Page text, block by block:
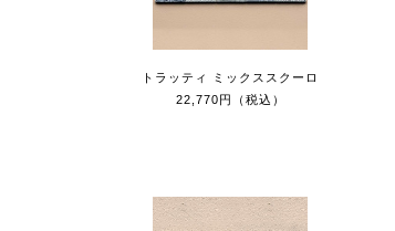
トラッティ ミックススクーロ
22,770円（税込）